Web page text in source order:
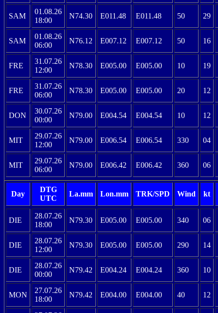
SAM
01.08.26
18:00
N74.30 E011.48 E011.48 50 29
SAM
01.08.26
06:00
N76.12 E007.12 E007.12 50 16
FRE
31.07.26
12:00
N78.30 E005.00 E005.00 10 19
FRE
31.07.26
06:00
N78.30 E005.00 E005.00 20 12
DON
30.07.26
00:00
N79.00 E004.54 E004.54 10 12
MIT
29.07.26
12:00
N79.00 E006.54 E006.54 330 04
MIT
29.07.26
06:00
N79.00 E006.42 E006.42 360 06
Day
DTG
UTC
La.mm Lon.mm TRK/SPD Wind kt
DIE
28.07.26
18:00
N79.30 E005.00 E005.00 340 06
DIE
28.07.26
12:00
N79.30 E005.00 E005.00 290 14
DIE
28.07.26
00:00
N79.42 E004.24 E004.24 360 10
MON
27.07.26
18:00
N79.42 E004.00 E004.00 40 12